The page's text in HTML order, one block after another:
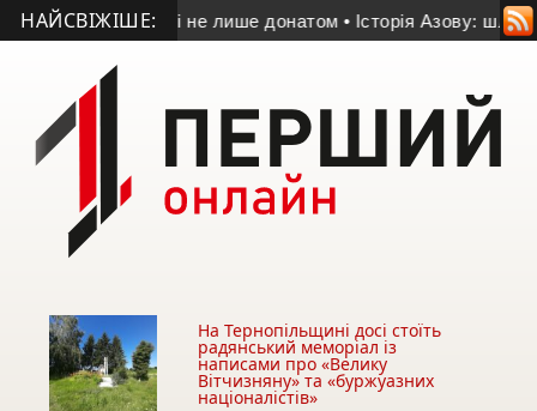
НАЙСВІЖІШЕ:
Україні не лише донатом • Історія Азову: шлях від
На Тернопільщині досі стоїть
радянський меморіал із
написами про «Велику
Вітчизняну» та «буржуазних
націоналістів»